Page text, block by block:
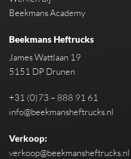
Beekmans Academy
Beekmans Heftrucks
James Wattlaan 19
5151 DP Drunen
+31 (0)73 – 888 91 61
info@beekmansheftrucks.nl
Verkoop:
verkoop@beekmansheftrucks.nl